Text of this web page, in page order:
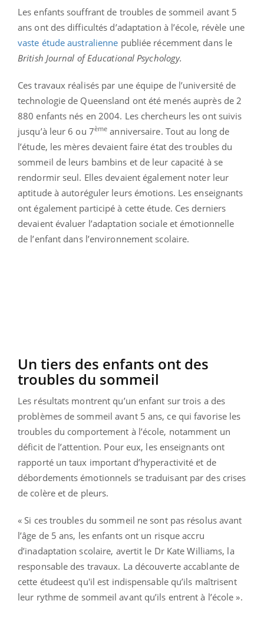
Les enfants souffrant de troubles de sommeil avant 5
ans ont des difficultés d’adaptation à l’école, révèle une
vaste étude australienne publiée récemment dans le
British Journal of Educational Psychology.
Ces travaux réalisés par une équipe de l’université de
technologie de Queensland ont été menés auprès de 2
880 enfants nés en 2004. Les chercheurs les ont suivis
jusqu’à leur 6 ou 7ème anniversaire. Tout au long de
l’étude, les mères devaient faire état des troubles du
sommeil de leurs bambins et de leur capacité à se
rendormir seul. Elles devaient également noter leur
aptitude à autoréguler leurs émotions. Les enseignants
ont également participé à cette étude. Ces derniers
devaient évaluer l’adaptation sociale et émotionnelle
de l’enfant dans l’environnement scolaire.
Un tiers des enfants ont des
troubles du sommeil
Les résultats montrent qu’un enfant sur trois a des
problèmes de sommeil avant 5 ans, ce qui favorise les
troubles du comportement à l’école, notamment un
déficit de l’attention. Pour eux, les enseignants ont
rapporté un taux important d’hyperactivité et de
débordements émotionnels se traduisant par des crises
de colère et de pleurs.
« Si ces troubles du sommeil ne sont pas résolus avant
l’âge de 5 ans, les enfants ont un risque accru
d’inadaptation scolaire, avertit le Dr Kate Williams, la
responsable des travaux. La découverte accablante de
cette étudeest qu'il est indispensable qu’ils maîtrisent
leur rythme de sommeil avant qu’ils entrent à l’école ».